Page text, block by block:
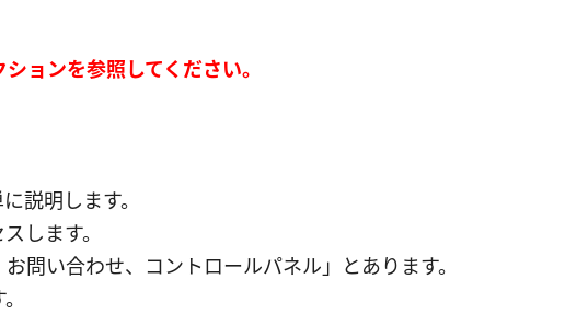
ョンを参照してください。
説明します。
します。
問い合わせ、コントロールパネル」とあります。